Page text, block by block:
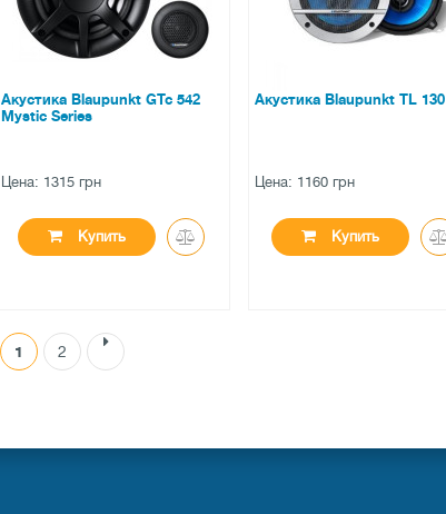
Акустика Blaupunkt GTc 542
Mystic Series
Цена: 1315 грн
Купить
● нет в наличии
Акустика Blaupunkt TL 130
Цена: 1160 грн
Купить
1 2